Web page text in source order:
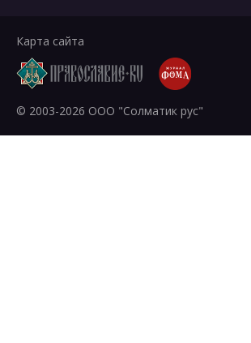
Карта сайта
© 2003-2026 ООО "Солматик рус"